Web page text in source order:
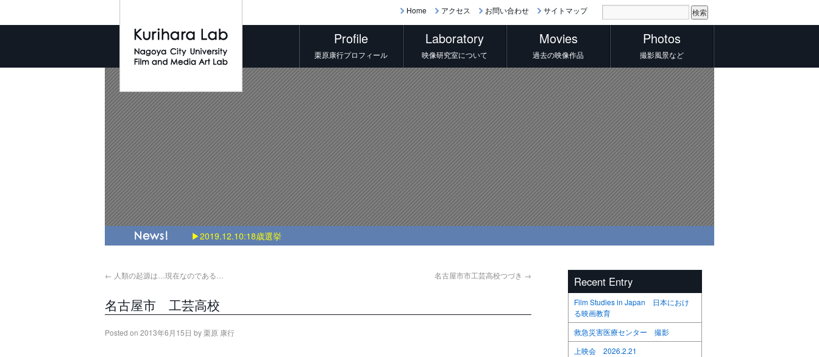
Home アクセス お問い合わせ サイトマップ
Profile
栗原康行プロフィール
Laboratory
映像研究室について
Movies
過去の映像作品
Photos
撮影風景など
▶2019.12.10:18歳選挙
← 人類の起源は…現在なのである… 名古屋市市工芸高校つづき →
名古屋市 工芸高校
Posted on 2013年6月15日 by栗原 康行
Recent Entry
Film Studies in Japan 日本におけ
る映画教育
救急災害医療センター 撮影
上映会 2026.2.21